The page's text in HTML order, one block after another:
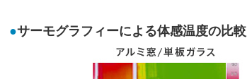
サーモグラフィーによる体感温度の比較